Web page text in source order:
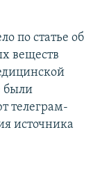
по статье об
веществ
были
телеграм-
источника